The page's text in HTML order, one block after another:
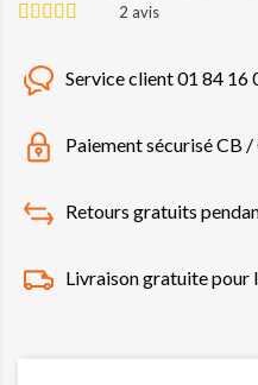
2 avis
Service client 01 84 16
Paiement sécurisé CB
Retours gratuits
Livraison gratuite pour